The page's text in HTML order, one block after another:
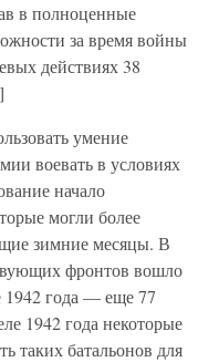
в полноценные
за время войны
действиях 38
умение
воевать в условиях
начало
могли более
зимние месяцы. В
фронтов вошло
1942 года — еще 77
1942 года некоторые
таких батальонов для